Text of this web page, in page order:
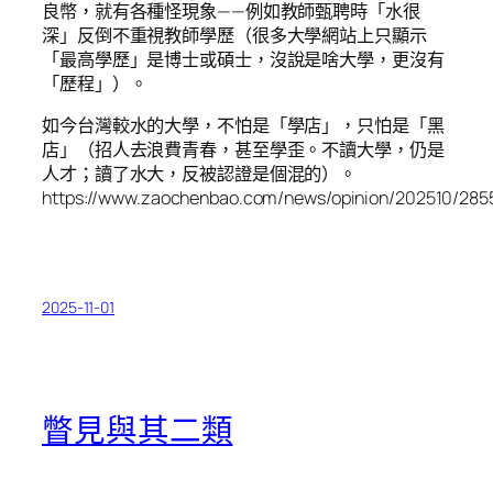
良幣，就有各種怪現象——例如教師甄聘時「水很
深」反倒不重視教師學歷（很多大學網站上只顯示
「最高學歷」是博士或碩士，沒說是啥大學，更沒有
「歷程」）。
如今台灣較水的大學，不怕是「學店」，只怕是「黑
店」（招人去浪費青春，甚至學歪。不讀大學，仍是
人才；讀了水大，反被認證是個混的）。
https://www.zaochenbao.com/news/opinion/202510/
2025-11-01
瞥見與其二類